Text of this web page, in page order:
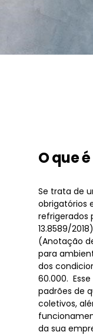
O que
Se trata de
obrigatórios
refrigerados
13.8589/
(Anotação
para
dos
60.000.
padrões de
coletivos,
da sua